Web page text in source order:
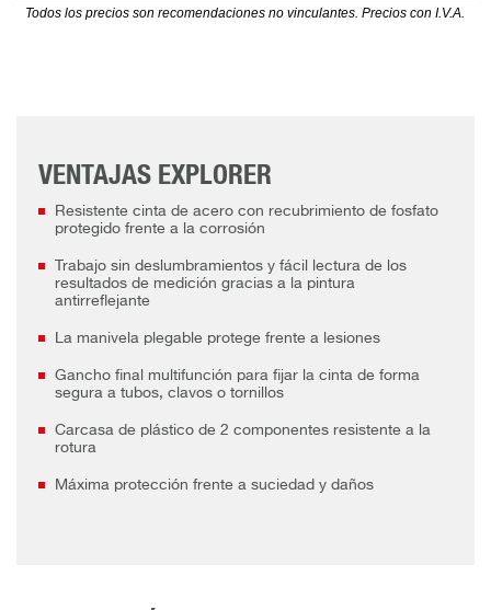
Todos los precios son recomendaciones no vinculantes. Precios con I.V.A.
VENTAJAS EXPLORER
Resistente cinta de acero con recubrimiento de fosfato
protegido frente a la corrosión
Trabajo sin deslumbramientos y fácil lectura de los
resultados de medición gracias a la pintura
antirreflejante
La manivela plegable protege frente a lesiones
Gancho final multifunción para fijar la cinta de forma
segura a tubos, clavos o tornillos
Carcasa de plástico de 2 componentes resistente a la
rotura
Máxima protección frente a suciedad y daños